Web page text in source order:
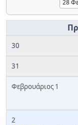
30
31
Φεβρουάριος 1
2